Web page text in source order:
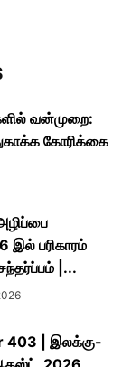
வன்முறை:
கோரிக்கை
இல் பரிகாரம்
|...
403 | இலக்கு-